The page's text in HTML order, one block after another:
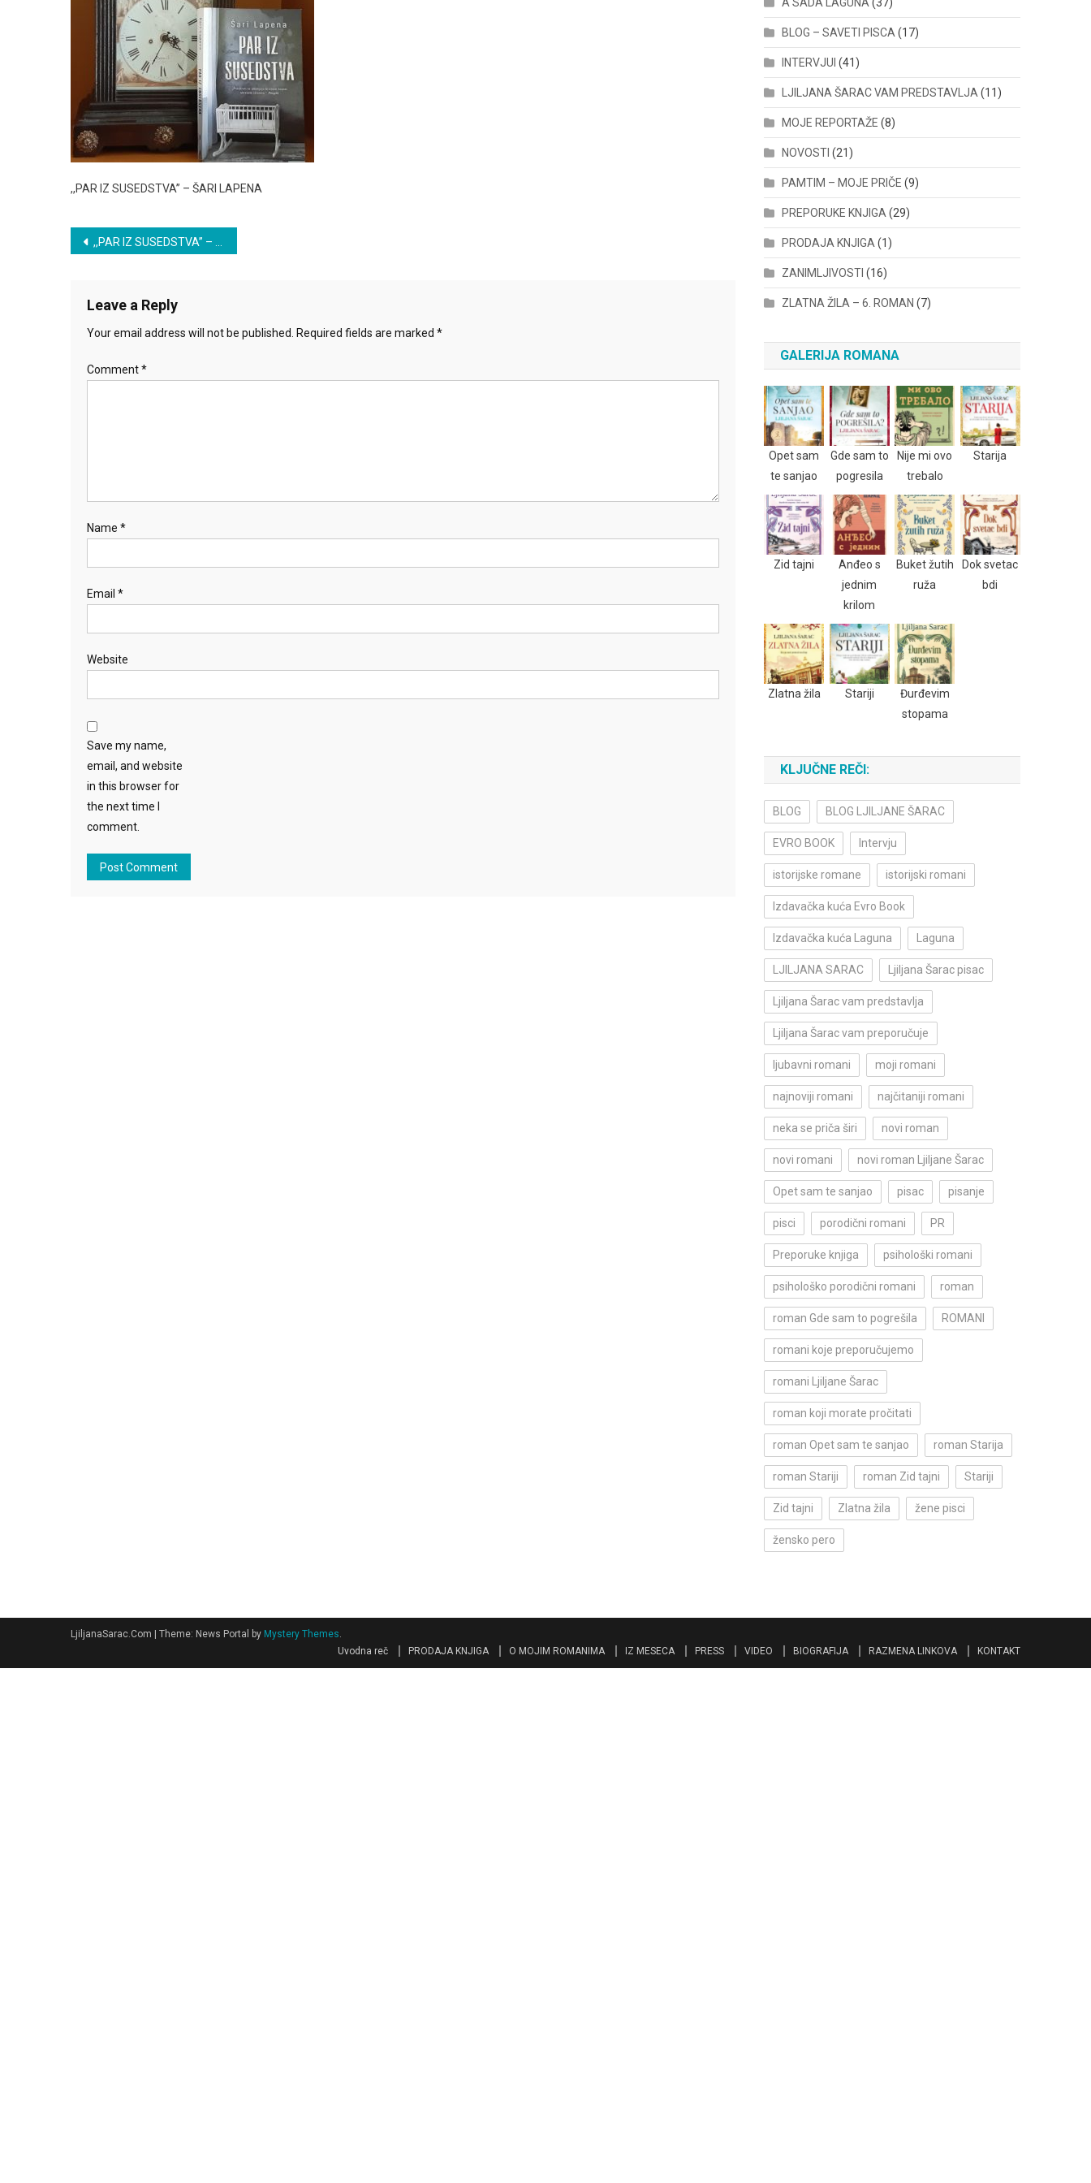
,,PAR IZ SUSEDSTVA” – ŠARI LAPENA
Post
,,PAR IZ SUSEDSTVA” – ŠARI LAPENA
Leave a Reply
Your email address will not be published. Required fields are marked *
Comment*
Name *
Email *
Website
Save my name,
email, and website
in this browser for
the next time I
comment.
BLOG – SAVETI PISCA (17)
INTERVJUI (41)
LJILJANA ŠARAC VAM PREDSTAVLJA (11)
MOJE REPORTAŽE (8)
NOVOSTI (21)
PAMTIM – MOJE PRIČE (9)
PREPORUKE KNJIGA (29)
PRODAJA KNJIGA (1)
ZANIMLJIVOSTI (16)
ZLATNA ŽILA – 6. ROMAN (7)
GALERIJA ROMANA
Opet sam
te sanjao
Gde sam to
pogresila
Nije mi ovo
trebalo
Starija
Zid tajni
Anđeo s
jednim
krilom
Buket žutih
ruža
Dok svetac
bdi
Zlatna žila Stariji
Đurđevim
stopama
KLJUČNE REČI:
BLOG BLOG LJILJANE ŠARAC
EVRO BOOK Intervju
istorijske romane istorijski romani
Izdavačka kuća Evro Book
Izdavačka kuća Laguna Laguna
LJILJANA SARAC Ljiljana Šarac pisac
Ljiljana Šarac vam predstavlja
Ljiljana Šarac vam preporučuje
ljubavni romani moji romani
najnoviji romani najčitaniji romani
neka se priča širi novi roman
novi romani novi roman Ljiljane Šarac
Opet sam te sanjao pisac pisanje
pisci porodični romani PR
Preporuke knjiga psihološki romani
psihološko porodični romani roman
roman Gde sam to pogrešila ROMANI
romani koje preporučujemo
romani Ljiljane Šarac
roman koji morate pročitati
roman Opet sam te sanjao roman Starija
roman Stariji roman Zid tajni Stariji
Zid tajni Zlatna žila žene pisci
žensko pero
LjiljanaSarac.Com Theme: News Portal by Mystery Themes.
Uvodna reč
PRODAJA KNJIGA O MOJIM ROMANIMA IZ MESECA PRESS VIDEO BIOGRAFIJA RAZMENA LINKOVA KONTAKT